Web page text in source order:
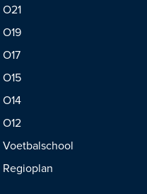
O21
O19
O17
O15
O14
O12
Voetbalschool
Regioplan